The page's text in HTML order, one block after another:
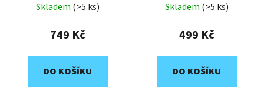
Skladem (>5 ks)
749 Kč
DO KOŠÍKU
Skladem (>5 ks)
499 Kč
DO KOŠÍKU